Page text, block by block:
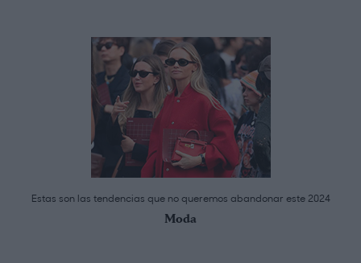
Estas son las tendencias que no queremos abandonar este 2024
Moda